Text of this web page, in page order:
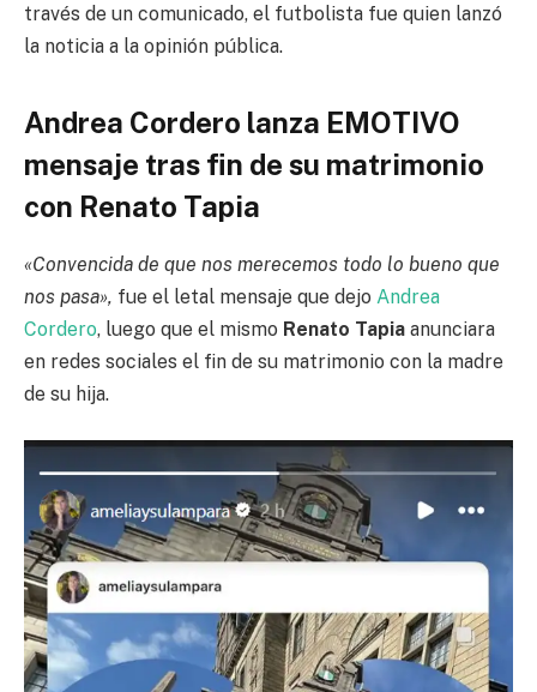
través de un comunicado, el futbolista fue quien lanzó
la noticia a la opinión pública.
Andrea Cordero lanza EMOTIVO
mensaje tras fin de su matrimonio
con Renato Tapia
«Convencida de que nos merecemos todo lo bueno que
nos pasa», fue el letal mensaje que dejo Andrea
Cordero, luego que el mismo Renato Tapia anunciara
en redes sociales el fin de su matrimonio con la madre
de su hija.